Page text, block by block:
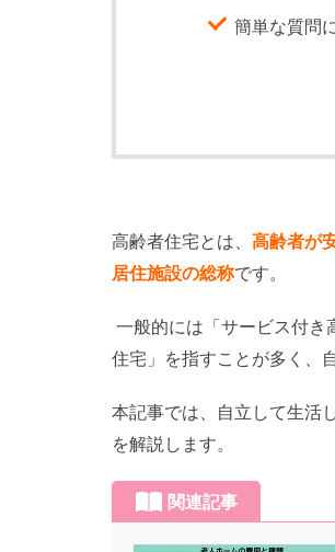
簡単な質問
高齢者住宅とは、 高齢者が
居住施設の総称です。
一般的には「サービス付
住宅」を指すことが多く、
本記事では、自立して生活
を解説します。
関連記事